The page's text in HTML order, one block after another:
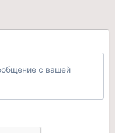
с вашей